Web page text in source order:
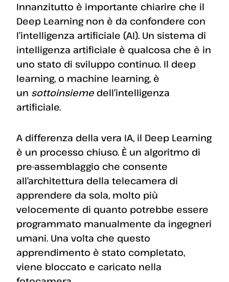
Innanzitutto è importante chiarire che il
Deep Learning non è da confondere con
l’intelligenza artificiale (AI). Un sistema di
intelligenza artificiale è qualcosa che è in
uno stato di sviluppo continuo. Il deep
learning, o machine learning, è
un sottoinsieme dell’intelligenza
artificiale.
A differenza della vera IA, il Deep Learning
è un processo chiuso. È un algoritmo di
pre-assemblaggio che consente
all’architettura della telecamera di
apprendere da sola, molto più
velocemente di quanto potrebbe essere
programmato manualmente da ingegneri
umani. Una volta che questo
apprendimento è stato completato,
viene bloccato e caricato nella